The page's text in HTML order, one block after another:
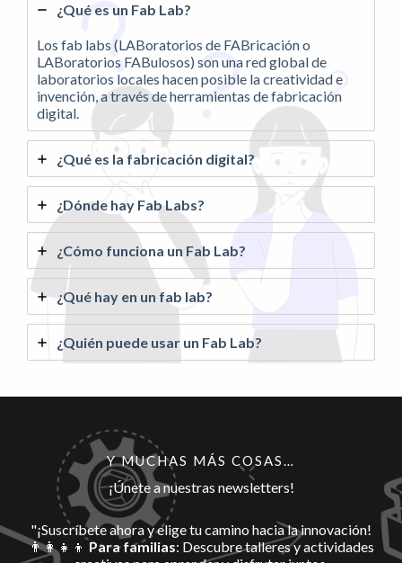
¿Qué es un Fab Lab?
Los fab labs (LABoratorios de FABricación o
LABoratorios FABulosos) son una red global de
laboratorios locales hacen posible la creatividad e
invención, a través de herramientas de fabricación
digital.
¿Qué es la fabricación digital?
¿Dónde hay Fab Labs?
¿Cómo funciona un Fab Lab?
¿Qué hay en un fab lab?
¿Quién puede usar un Fab Lab?
Y MUCHAS MÁS COSAS…
¡Únete a nuestras newsletters!
"¡Suscríbete ahora y elige tu camino hacia la innovación!
👨‍👩‍👧‍👦Para familias: Descubre talleres y actividades